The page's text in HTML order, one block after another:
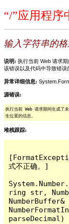
“/”应用程序
输入字符串的格
说明: 执行当前 Web 请求
该错误以及代码中导致错误
异常详细信息:
源错误:
执行当前 Web 请求期间生成了
生位置的信息。
堆栈跟踪:
式不正确。]
ring str,
NumberBuffer&
parseDecimal)